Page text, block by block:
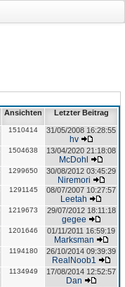
Ansichten Letzter Beitrag
1510414 31/05/2008 16:28:55
hv
1504638 13/04/2020 21:18:08
McDohl
1299650 30/08/2012 03:45:29
Niremori
1291145 08/07/2007 10:27:57
Leetah
1219673 29/07/2012 18:11:18
gegee
1201646 01/11/2011 16:59:19
Marksman
1194180 26/10/2014 09:39:39
RealNoob1
1134949 17/08/2014 12:52:57
Dan